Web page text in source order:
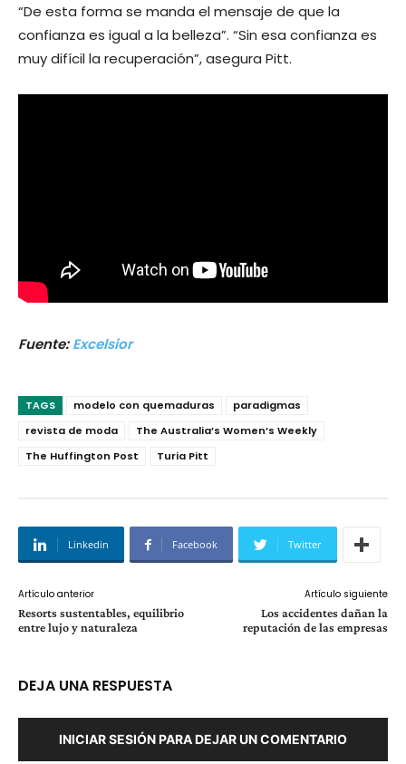
“De esta forma se manda el mensaje de que la
confianza es igual a la belleza”. “Sin esa confianza es
muy difícil la recuperación”, asegura Pitt.
Fuente:Excelsior
TAGS modelo con quemaduras
paradigmas
revista de moda
The Australia’s Women’s Weekly
The Huffington Post
Turia Pitt
Linkedin Facebook Twitter
Artículo anterior
Resorts sustentables, equilibrio
entre lujo y naturaleza
Artículo siguiente
Los accidentes dañan la
reputación de las empresas
DEJA UNA RESPUESTA
INICIAR SESIÓN PARA DEJAR UN COMENTARIO